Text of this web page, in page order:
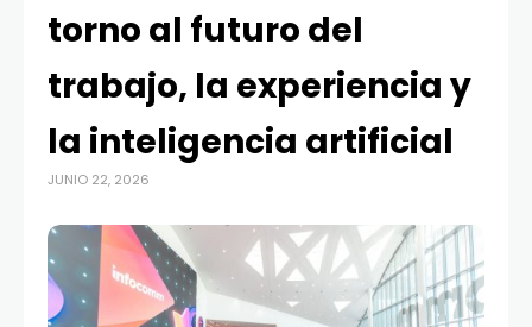
torno al futuro del
trabajo, la experiencia y
la inteligencia artificial
JUNIO 22, 2026